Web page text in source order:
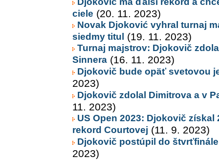
ciele (20. 11. 2023)
Novak Djoković vyhral turnaj
siedmy titul (19. 11. 2023)
Turnaj majstrov: Djokovič
Sinnera (16. 11. 2023)
Djokovič bude opäť svetovou
2023)
Djokovič zdolal Dimitrova a v
11. 2023)
US Open 2023: Djokovič
rekord Courtovej (11. 9. 2023)
Djokovič postúpil do
2023)